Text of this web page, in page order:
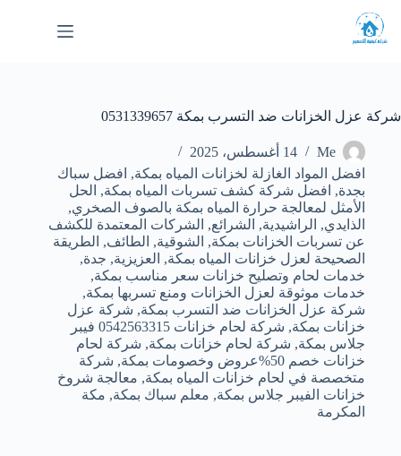
إلى
المحتوى
شركة عزل الخزانات ضد التسرب بمكة 0531339657
Me
14 أغسطس، 2025
افضل المواد الغازلة لخزانات المياه بمكة, افضل سباك
بجدة, افضل شركة كشف تسربات المياه بمكة, الحل
الأمثل لمعالجة حرارة المياه بمكة بالصوف الصخري,
الذايدي, الراشيدية, الشرائع, الشركات المعتمدة للكشف
عن تسربات الخزانات بمكة, الشوقية, الطائف, الطريقة
الصحيحة لعزل خزانات المياه بمكة, العزيزية, جدة,
خدمات لحام وتصليح خزانات سعر مناسب بمكة,
خدمات موثوقة لعزل الخزانات ومنع تسربها بمكة,
شركة عزل الخزانات ضد التسرب بمكة, شركة عزل
خزانات بمكة,
شركة لحام خزانات 0542563315 فيبر
جلاس بمكة, شركة لحام خزانات بمكة, شركة لحام
خزانات خصم 50%عروض وخصومات بمكة
, شركة
متخصصة في لحام خزانات المياه بمكة, معالجة شروخ
خزانات الفيبر جلاس بمكة, معلم سباك بمكة, مكة
المكرمة